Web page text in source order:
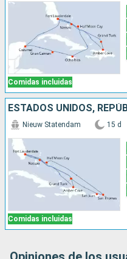
Comidas incluidas
Comidas incluidas
Nieuw Statendam 15 d